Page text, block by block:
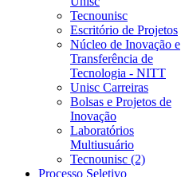
Tecnounisc
Escritório de Projetos
Núcleo de Inovação e
Transferência de
Tecnologia - NITT
Unisc Carreiras
Bolsas e Projetos de
Inovação
Laboratórios
Multiusuário
Tecnounisc (2)
Processo Seletivo